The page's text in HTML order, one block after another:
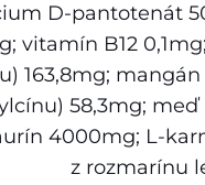
D-pantotenát
vitamín B12
163,8mg;
58,3mg;
4000mg; L-
z rozmarínu